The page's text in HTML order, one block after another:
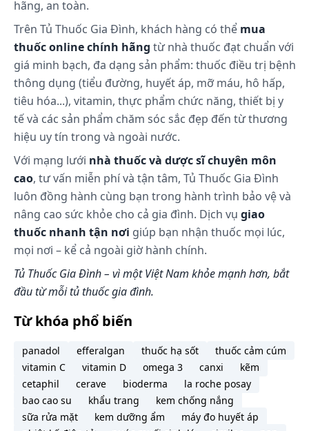
angiotensinII (Ang II) có hoạt tính, mạnh và đặc
hiệu dùng đường uống. Nó tác động một cách chọn
lọc lên tiểu thụ thể AT1 chịu trách nhiệm đối với các
tác dụng đã biết của angiotensin II.
Nồng độ của angiotensin II trong huyết tương tăng
lên sau khi thụ thể AT1 bị ức chế bằng valsartan có
thể kích thích thụ thể AT2 không bị ức chế, có tác
dụng làm cân bằng với tác dụng của thụ thể AT1.
Valsartan không cho thấy bất kỳ hoạt tính đồng vận
một phần nào tại thụ thể AT1 và có ái lực đối với thụ
thể AT1 cao hơn nhiều (gấp khoảng 20.000 lần) so
với thụ thể AT2.
Valsartan không ức chế men chuyển angiotensin
còn được gọi là kininase II, có tác dụng chuyển
angiotensin I thành angiotensin II và thoái biến
bradykinin. Vì không có tác dụng trên men chuyển
angiotensin và không làm mạnh thêm bradykinin
hoặc chất P, các thuốc đối kháng angiotensin II
không chắc liên quan với ho.
được so sánh với một thuốc ức chế men chuyển
angiotensin, tỷ lệ ho khan thấp hơn đáng kể (P <
0,05) ở bệnh nhân điều trị bằng valsartan (2,6%) so
với bệnh nhân điều trị bằng thuốc ức chế men
chuyển (7,9%).
hãng, an toàn.
Trên Tủ Thuốc Gia Đình, khách hàng có thể mua
thuốc online chính hãng từ nhà thuốc đạt chuẩn với
giá minh bạch, đa dạng sản phẩm: thuốc điều trị bệnh
thông dụng (tiểu đường, huyết áp, mỡ máu, hô hấp,
tiêu hóa...), vitamin, thực phẩm chức năng, thiết bị y
tế và các sản phẩm chăm sóc sắc đẹp đến từ thương
hiệu uy tín trong và ngoài nước.
Với mạng lưới nhà thuốc và dược sĩ chuyên môn
cao, tư vấn miễn phí và tận tâm, Tủ Thuốc Gia Đình
luôn đồng hành cùng bạn trong hành trình bảo vệ và
nâng cao sức khỏe cho cả gia đình. Dịch vụ giao
thuốc nhanh tận nơi giúp bạn nhận thuốc mọi lúc,
mọi nơi – kể cả ngoài giờ hành chính.
Tủ Thuốc Gia Đình – vì một Việt Nam khỏe mạnh hơn, bắt
đầu từ mỗi tủ thuốc gia đình.
Từ khóa phổ biến
panadol efferalgan thuốc hạ sốt
thuốc cảm cúm
vitamin C
vitamin D omega 3 canxi
kẽm
cetaphil
cerave bioderma
la roche posay
bao cao su
khẩu trang
kem chống nắng
sữa rửa mặt
kem dưỡng ẩm
máy đo huyết áp